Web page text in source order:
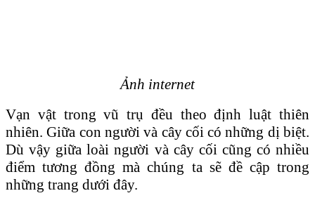
Ảnh internet
Vạn vật trong vũ trụ đều theo định luật thiên
nhiên. Giữa con người và cây cối có những dị biệt.
Dù vậy giữa loài người và cây cối cũng có nhiều
điểm tương đồng mà chúng ta sẽ đề cập trong
những trang dưới đây.